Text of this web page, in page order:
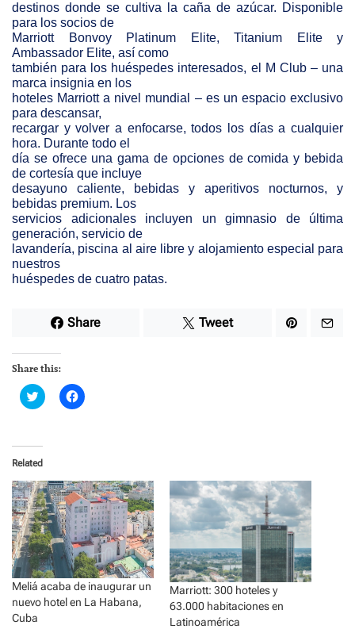
destinos donde se cultiva la caña de azúcar. Disponible
para los socios de
Marriott Bonvoy Platinum Elite, Titanium Elite y
Ambassador Elite, así como
también para los huéspedes interesados, el M Club – una
marca insignia en los
hoteles Marriott a nivel mundial – es un espacio exclusivo
para descansar,
recargar y volver a enfocarse, todos los días a cualquier
hora. Durante todo el
día se ofrece una gama de opciones de comida y bebida
de cortesía que incluye
desayuno caliente, bebidas y aperitivos nocturnos, y
bebidas premium. Los
servicios adicionales incluyen un gimnasio de última
generación, servicio de
lavandería, piscina al aire libre y alojamiento especial para
nuestros
huéspedes de cuatro patas.
Share Tweet
Share this:
C
l
t
o
s
a
r
e
o
n
T
w
i
t
t
e
r
(
C
l
a
r
e
o
n
F
a
c
e
b
o
o
k
Related
Meliá acaba de inaugurar un
nuevo hotel en La Habana,
Cuba
Marriott: 300 hoteles y
63.000 habitaciones en
Latinoamérica